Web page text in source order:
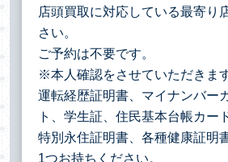
店頭買取に対応している最寄り
さい。
ご予約は不要です。
※本人確認をさせていただきま
運転経歴証明書、マイナンバー
ト、学生証、住民基本台帳カー
特別永住証明書、各種健康証明
1つお持ちください。